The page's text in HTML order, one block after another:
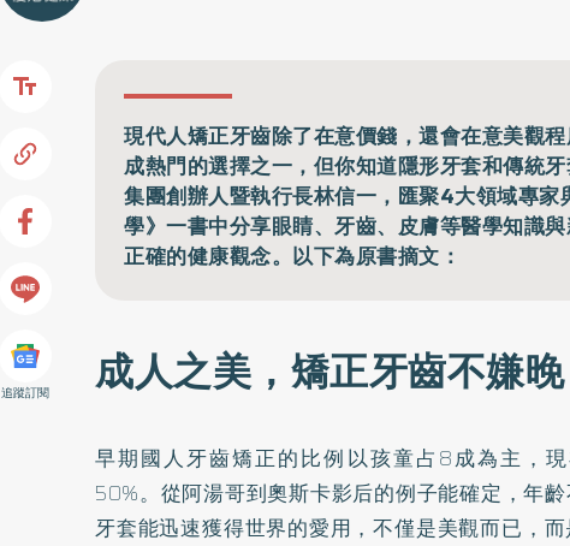
追蹤訂閱
現代人矯正牙齒除了在意價錢，還會在意美觀
成熱門的選擇之一，但你知道隱形牙套和傳統
集團創辦人暨執行長林信一，匯聚4大領域專家
學》一書中分享眼睛、牙齒、皮膚等醫學知識
正確的健康觀念。以下為原書摘文：
成人之美，矯正牙齒不嫌晚
早期國人牙齒矯正的比例以孩童占8成為主，
50%。從阿湯哥到奧斯卡影后的例子能確定，年
牙套能迅速獲得世界的愛用，不僅是美觀而已，